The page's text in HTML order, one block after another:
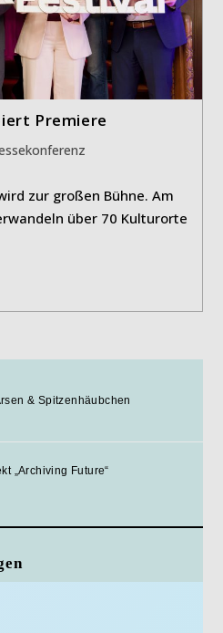
Premiere
zur großen Bühne. Am
über 70 Kulturorte
& Spitzenhäubchen
„Archiving Future“